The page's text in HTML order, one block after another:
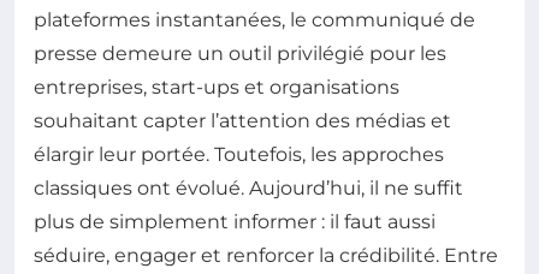
plateformes instantanées, le communiqué de
presse demeure un outil privilégié pour les
entreprises, start-ups et organisations
souhaitant capter l’attention des médias et
élargir leur portée. Toutefois, les approches
classiques ont évolué. Aujourd’hui, il ne suffit
plus de simplement informer : il faut aussi
séduire, engager et renforcer la crédibilité. Entre